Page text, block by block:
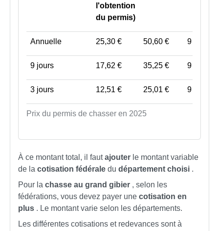
Prix du permis de chasser en 2025
l'obtention
du permis)
Annuelle 25,30 € 50,60 € 9 €
9 jours 17,62 € 35,25 € 9 €
3 jours 12,51 € 25,01 € 9 €
À ce montant total, il faut ajouter le montant variable
de la cotisation fédérale du département choisi .
Pour la chasse au grand gibier , selon les
fédérations, vous devez payer une cotisation en
plus . Le montant varie selon les départements.
Les différentes cotisations et redevances sont à